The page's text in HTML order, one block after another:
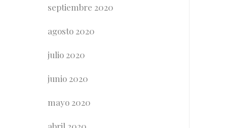
septiembre 2020
agosto 2020
julio 2020
junio 2020
mayo 2020